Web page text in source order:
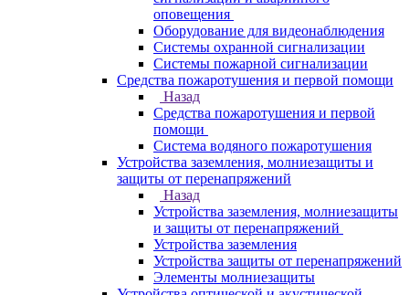
оповещения
Оборудование для видеонаблюдения
Системы охранной сигнализации
Системы пожарной сигнализации
Средства пожаротушения и первой помощи
Назад
Средства пожаротушения и первой
помощи
Система водяного пожаротушения
Устройства заземления, молниезащиты и
защиты от перенапряжений
Назад
Устройства заземления, молниезащиты
и защиты от перенапряжений
Устройства заземления
Устройства защиты от перенапряжений
Элементы молниезащиты